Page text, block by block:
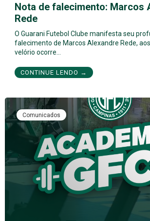
Nota de falecimento: Marcos
Rede
O Guarani Futebol Clube manifesta seu
falecimento de Marcos Alexandre Rede,
velório ocorre…
CONTINUE LENDO →
Comunicados